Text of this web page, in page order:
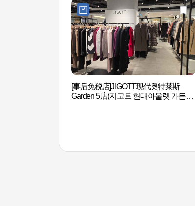
[事后免税店]JIGOTT现代奥特莱斯
Garden 5店(지고트 현대아울렛 가든파